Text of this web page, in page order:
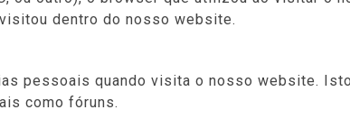
dentro do nosso website.
pessoais quando visita o nosso website.
como fóruns.